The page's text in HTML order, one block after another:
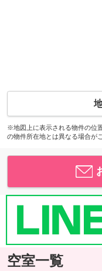
※地図上に表示される物件の位
の物件所在地とは異なる場合が
空室一覧